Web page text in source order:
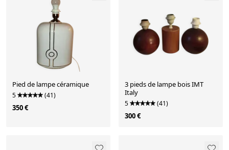
Pied de lampe céramique
5 (41)
350 €
3 pieds de lampe bois IMT
Italy
5 (41)
300 €